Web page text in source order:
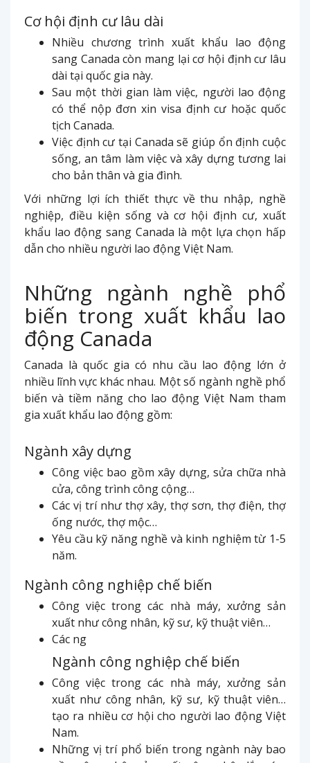
Cơ hội định cư lâu dài
Nhiều chương trình xuất khẩu lao động
sang Canada còn mang lại cơ hội định cư lâu
dài tại quốc gia này.
Sau một thời gian làm việc, người lao động
có thể nộp đơn xin visa định cư hoặc quốc
tịch Canada.
Việc định cư tại Canada sẽ giúp ổn định cuộc
sống, an tâm làm việc và xây dựng tương lai
cho bản thân và gia đình.
Với những lợi ích thiết thực về thu nhập, nghề
nghiệp, điều kiện sống và cơ hội định cư, xuất
khẩu lao động sang Canada là một lựa chọn hấp
dẫn cho nhiều người lao động Việt Nam.
Những ngành nghề phổ
biến trong xuất khẩu lao
động Canada
Canada là quốc gia có nhu cầu lao động lớn ở
nhiều lĩnh vực khác nhau. Một số ngành nghề phổ
biến và tiềm năng cho lao động Việt Nam tham
gia xuất khẩu lao động gồm:
Ngành xây dựng
Công việc bao gồm xây dựng, sửa chữa nhà
cửa, công trình công cộng…
Các vị trí như thợ xây, thợ sơn, thợ điện, thợ
ống nước, thợ mộc…
Yêu cầu kỹ năng nghề và kinh nghiệm từ 1-5
năm.
Ngành công nghiệp chế biến
Công việc trong các nhà máy, xưởng sản
xuất như công nhân, kỹ sư, kỹ thuật viên…
Các ng
Ngành công nghiệp chế biến
Công việc trong các nhà máy, xưởng sản
xuất như công nhân, kỹ sư, kỹ thuật viên…
tạo ra nhiều cơ hội cho người lao động Việt
Nam.
Những vị trí phổ biến trong ngành này bao